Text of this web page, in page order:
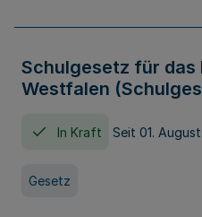
Schulgesetz für das
Westfalen
In Kraft Seit 01.
Gesetz